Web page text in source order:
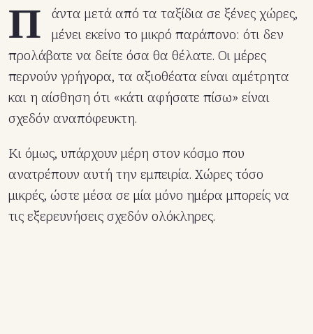
Π
άντα μετά από τα ταξίδια σε ξένες χώρες,
μένει εκείνο το μικρό παράπονο: ότι δεν
προλάβατε να δείτε όσα θα θέλατε. Οι μέρες
περνούν γρήγορα, τα αξιοθέατα είναι αμέτρητα
και η αίσθηση ότι «κάτι αφήσατε πίσω» είναι
σχεδόν αναπόφευκτη.
Κι όμως, υπάρχουν μέρη στον κόσμο που
ανατρέπουν αυτή την εμπειρία. Χώρες τόσο
μικρές, ώστε μέσα σε μία μόνο ημέρα μπορείς να
τις εξερευνήσεις σχεδόν ολόκληρες.